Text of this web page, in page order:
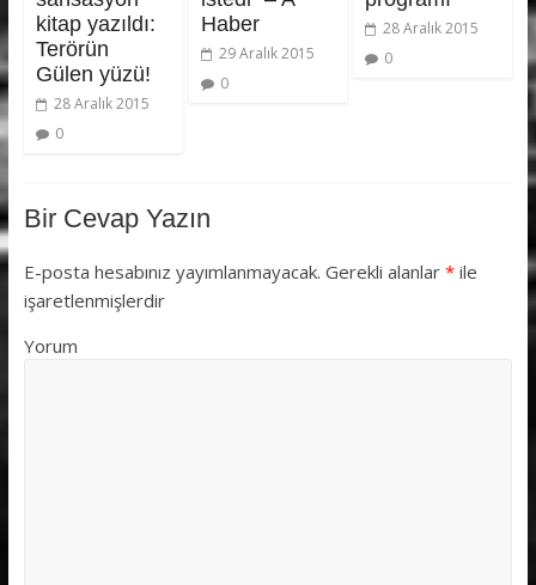
kitap yazıldı:
Terörün
Gülen yüzü!
28 Aralık 2015
0
Haber
29 Aralık 2015
0
28 Aralık 2015
0
Bir Cevap Yazın
E-posta hesabınız yayımlanmayacak. Gerekli alanlar *ile
işaretlenmişlerdir
Yorum